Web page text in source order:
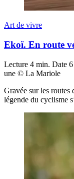
Art de vivre
Ekoï. En route
Lecture 4 min. Date
une © La Mariole
Gravée sur les routes
légende du cyclisme